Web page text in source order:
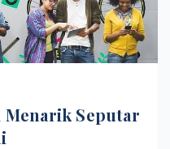
Seputar